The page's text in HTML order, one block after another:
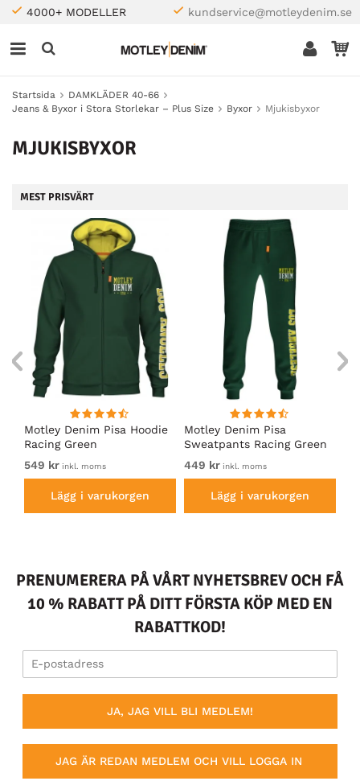
4000+ MODELLER kundservice@motleydenim.se
Startsida
DAMKLÄDER 40-66
Jeans & Byxor i Stora Storlekar – Plus Size
Byxor Mjukisbyxor
MJUKISBYXOR
MEST PRISVÄRT
Motley Denim Pisa Hoodie
Racing Green
549 kr inkl. moms
Lägg i varukorgen
Motley Denim Pisa
Sweatpants Racing Green
449 kr inkl. moms
Lägg i varukorgen
PRENUMERERA PÅ VÅRT NYHETSBREV OCH FÅ
10 % RABATT PÅ DITT FÖRSTA KÖP MED EN
RABATTKOD!
JA, JAG VILL BLI MEDLEM!
JAG ÄR REDAN MEDLEM OCH VILL LOGGA IN